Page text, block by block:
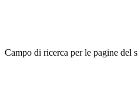
Campo di ricerca per le pagine del